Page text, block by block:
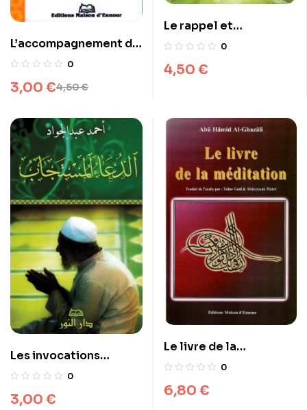
L’accompagnement du
malade
0
4,50€
3,00 €
Le rappel et
l’invocation de Dieu
0
4,50 €
Les invocations
exaucées (arabe)
0
3,00 €
Le livre de la
méditation
0
6,80 €